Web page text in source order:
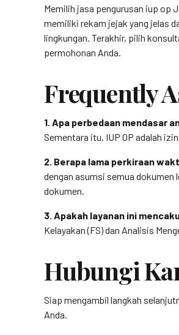
Memilih jasa pengurusan iup op
memiliki rekam jejak yang jelas
lingkungan. Terakhir, pilih
permohonan Anda.
Frequently
1. Apa perbedaan mendasar
Sementara itu, IUP OP adalah
2. Berapa lama perkiraan
dengan asumsi semua
dokumen.
3. Apakah layanan ini
Kelayakan (FS) dan Analisis
Hubungi
Siap mengambil langkah
Anda.